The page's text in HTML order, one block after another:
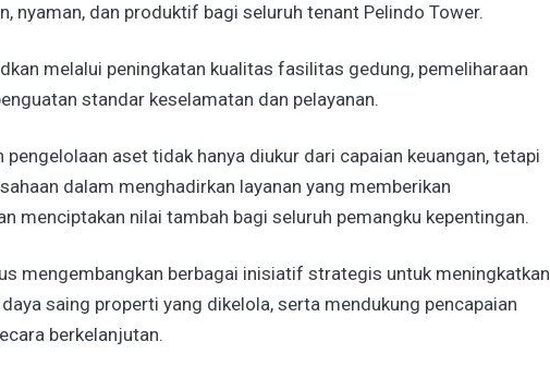
nyaman, dan produktif bagi seluruh tenant Pelindo Tower.
melalui peningkatan kualitas fasilitas gedung, pemeliharaan
standar keselamatan dan pelayanan.
pengelolaan aset tidak hanya diukur dari capaian keuangan, tetapi
dalam menghadirkan layanan yang memberikan
menciptakan nilai tambah bagi seluruh pemangku kepentingan.
mengembangkan berbagai inisiatif strategis untuk meningkatkan
saing properti yang dikelola, serta mendukung pencapaian
berkelanjutan.